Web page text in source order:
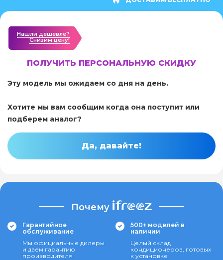
Нашли дешевле?
Cнизим цену!
ПОЛУЧИТЬ ПЕРСОНАЛЬНУЮ СКИДКУ
Эту модель мы ожидаем со дня на день.
Хотите мы вам сообщим когда она поступит или
подберем аналог?
Да, давайте!
Почему
Гарантийное
обслуживание
Мы официальные дилеры
и даем гарантию
производителя
500+ моделей в
наличии
Целый склад
кондиционеров, готовых
к установке